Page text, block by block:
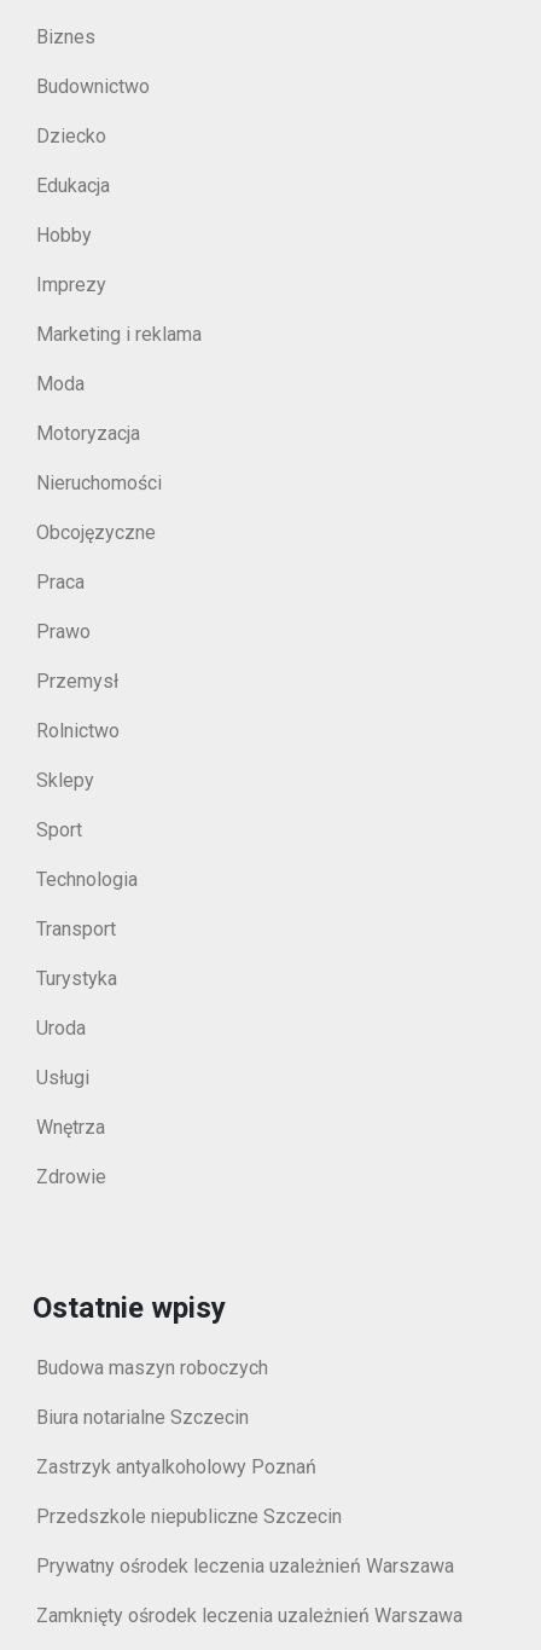
Biznes
Budownictwo
Dziecko
Edukacja
Hobby
Imprezy
Marketing i reklama
Moda
Motoryzacja
Nieruchomości
Obcojęzyczne
Praca
Prawo
Przemysł
Rolnictwo
Sklepy
Sport
Technologia
Transport
Turystyka
Uroda
Usługi
Wnętrza
Zdrowie
Ostatnie wpisy
Budowa maszyn roboczych
Biura notarialne Szczecin
Zastrzyk antyalkoholowy Poznań
Przedszkole niepubliczne Szczecin
Prywatny ośrodek leczenia uzależnień Warszawa
Zamknięty ośrodek leczenia uzależnień Warszawa